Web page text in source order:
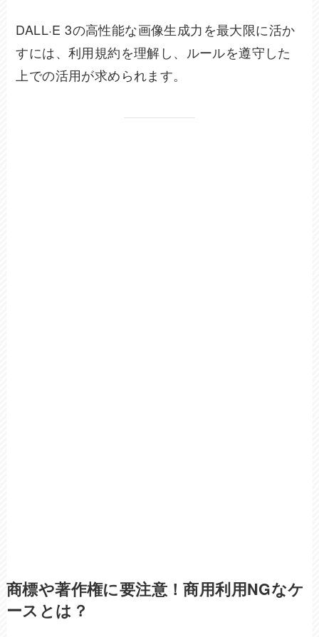
DALL·E 3の高性能な画像生成力を最大限に活か
すには、利用規約を理解し、ルールを遵守した
上での活用が求められます。
商標や著作権に要注意！商用利用NGなケ
ースとは？